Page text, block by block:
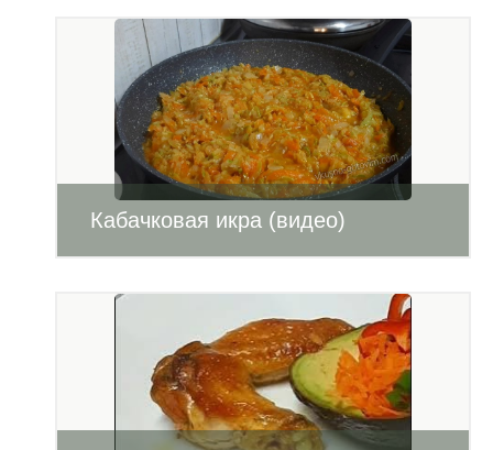
Кабачковая икра (видео)